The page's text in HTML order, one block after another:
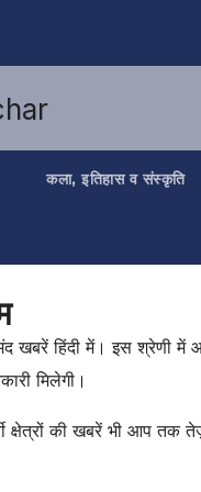
कला, इतिहास व संस्कृति
खबरें हिंदी में। इस श्रेणी में
मिलेगी।
क्षेत्रों की खबरें भी आप